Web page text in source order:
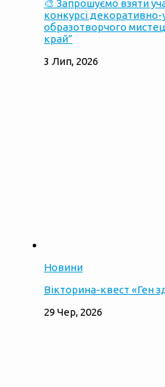
🎨 Запрошуємо взяти
конкурсі декоративно-
образотворчого
край”
3 Лип, 2026
Новини
Вікторина-квест «Ген
29 Чер, 2026